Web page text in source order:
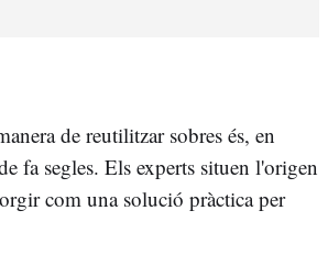
de reutilitzar sobres és, en
fa segles. Els experts situen l'origen
com una solució pràctica per